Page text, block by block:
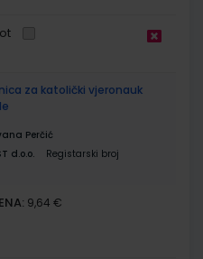
za katolički vjeronauk
Perčić
d.o.o.
Registarski broj
9,64 €